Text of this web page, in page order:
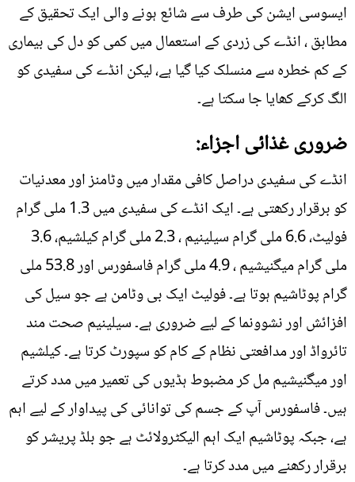
ایسوسی ایشن کی طرف سے شائع ہونے والی ایک تحقیق کے
مطابق ، انڈے کی زردی کے استعمال میں کمی کو دل کی بیماری
کے کم خطرہ سے منسلک کیا گیا ہے، لیکن انڈے کی سفیدی کو
الگ کرکے کھایا جا سکتا ہے۔
ضروری غذائی اجزاء:
انڈے کی سفیدی دراصل کافی مقدار میں وٹامنز اور معدنیات
کو برقرار رکھتی ہے۔ ایک انڈے کی سفیدی میں 1.3 ملی گرام
فولیٹ، 6.6 ملی گرام سیلینیم ، 2.3 ملی گرام کیلشیم، 3.6
ملی گرام میگنیشیم ، 4.9 ملی گرام فاسفورس اور 53.8 ملی
گرام پوٹاشیم ہوتا ہے۔ فولیٹ ایک بی وٹامن ہے جو سیل کی
افزائش اور نشوونما کے لیے ضروری ہے۔ سیلینیم صحت مند
تائرواڈ اور مدافعتی نظام کے کام کو سپورٹ کرتا ہے۔ کیلشیم
اور میگنیشیم مل کر مضبوط ہڈیوں کی تعمیر میں مدد کرتے
ہیں۔ فاسفورس آپ کے جسم کی توانائی کی پیداوار کے لیے اہم
ہے، جبکہ پوٹاشیم ایک اہم الیکٹرولائٹ ہے جو بلڈ پریشر کو
برقرار رکھنے میں مدد کرتا ہے۔